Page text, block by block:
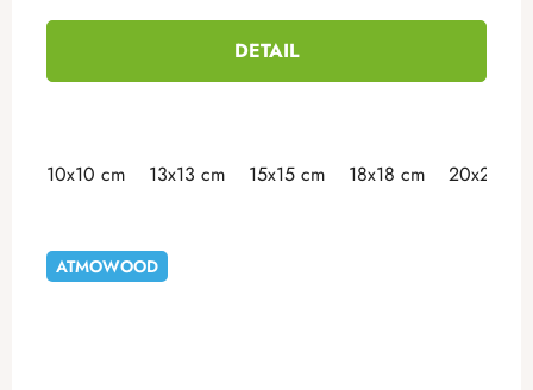
DETAIL
10x10 cm 13x13 cm 15x15 cm 18x18 cm 20x20 cm
ATMOWOOD